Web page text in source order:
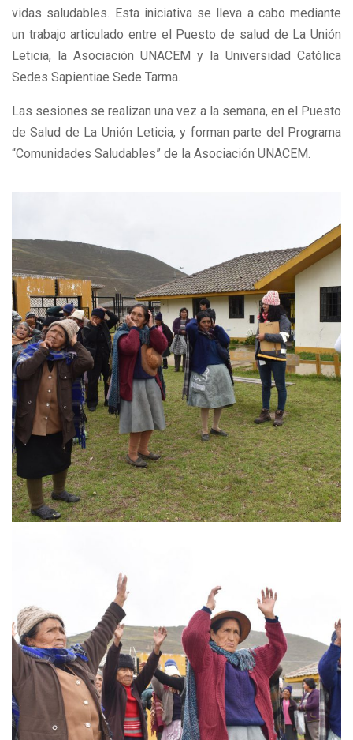
vidas saludables. Esta iniciativa se lleva a cabo mediante
un trabajo articulado entre el Puesto de salud de La Unión
Leticia, la Asociación UNACEM y la Universidad Católica
Sedes Sapientiae Sede Tarma.
Las sesiones se realizan una vez a la semana, en el Puesto
de Salud de La Unión Leticia, y forman parte del Programa
“Comunidades Saludables” de la Asociación UNACEM.